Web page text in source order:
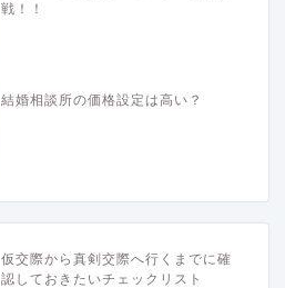
戦！！
結婚相談所の価格設定は高い？
仮交際から真剣交際へ行くまでに確
認しておきたいチェックリスト